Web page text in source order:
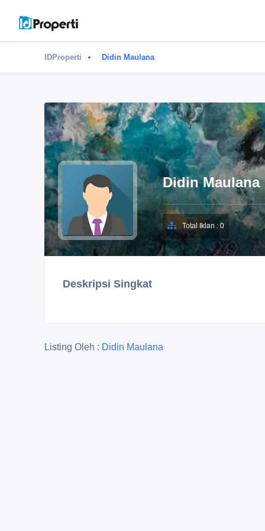
IDProperti Didin Maulana
Didin Maulana
Total Iklan : 0
Deskripsi Singkat
Listing Oleh : Didin Maulana